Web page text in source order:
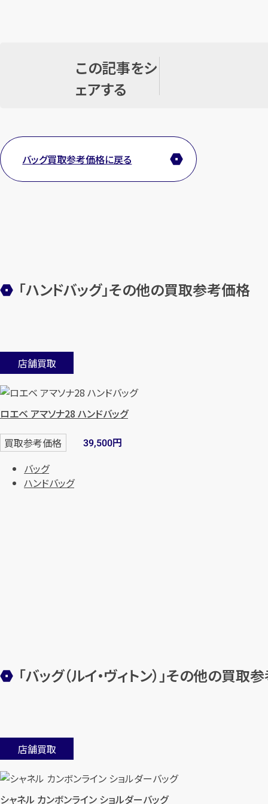
この記事をシ
ェアする
バッグ買取参考価格に戻る
「ハンドバッグ」その他の買取参考価格
店舗買取
ロエベ アマソナ28 ハンドバッグ
買取参考価格 39,500円
バッグ
ハンドバッグ
「バッグ（ルイ・ヴィトン）」その他の買取
店舗買取
シャネル カンボンライン ショルダーバッグ